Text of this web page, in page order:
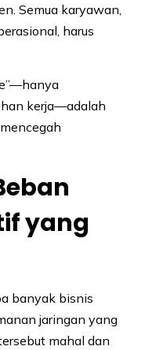
Semua karyawan,
harus
kerja—adalah
yang
banyak bisnis
jaringan yang
mahal dan